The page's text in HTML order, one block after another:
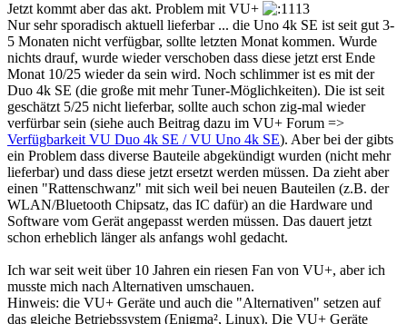
Jetzt kommt aber das akt. Problem mit VU+
Nur sehr sporadisch aktuell lieferbar ... die Uno 4k SE ist seit gut 3-
5 Monaten nicht verfügbar, sollte letzten Monat kommen. Wurde
nichts drauf, wurde wieder verschoben dass diese jetzt erst Ende
Monat 10/25 wieder da sein wird. Noch schlimmer ist es mit der
Duo 4k SE (die große mit mehr Tuner-Möglichkeiten). Die ist seit
geschätzt 5/25 nicht lieferbar, sollte auch schon zig-mal wieder
verfürbar sein (siehe auch Beitrag dazu im VU+ Forum =>
Verfügbarkeit VU Duo 4k SE / VU Uno 4k SE). Aber bei der gibts
ein Problem dass diverse Bauteile abgekündigt wurden (nicht mehr
lieferbar) und dass diese jetzt ersetzt werden müssen. Da zieht aber
einen "Rattenschwanz" mit sich weil bei neuen Bauteilen (z.B. der
WLAN/Bluetooth Chipsatz, das IC dafür) an die Hardware und
Software vom Gerät angepasst werden müssen. Das dauert jetzt
schon erheblich länger als anfangs wohl gedacht.
Ich war seit weit über 10 Jahren ein riesen Fan von VU+, aber ich
musste mich nach Alternativen umschauen.
Hinweis: die VU+ Geräte und auch die "Alternativen" setzen auf
das gleiche Betriebssystem (Enigma², Linux). Die VU+ Geräte